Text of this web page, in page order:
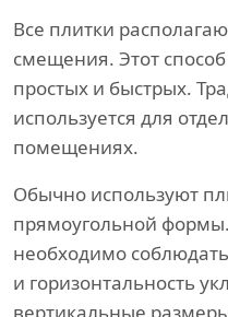
Все плитки
смещения. Этот
простых и быстрых.
используется для
помещениях.
Обычно используют
прямоугольной
необходимо
и горизонтальность